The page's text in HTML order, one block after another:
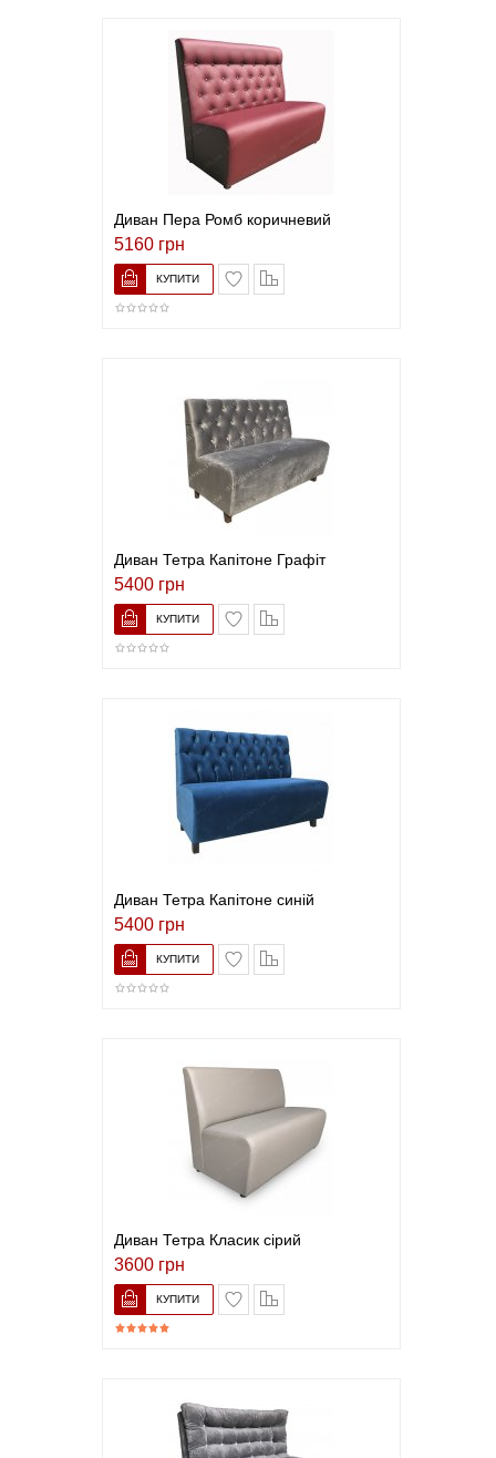
Диван Пера Ромб коричневий
5160 грн
В закладки
Диван Тетра Капітоне Графіт
5400 грн
В закладки
Диван Тетра Капітоне синій
5400 грн
В закладки
Диван Тетра Класик сірий
3600 грн
В закладки